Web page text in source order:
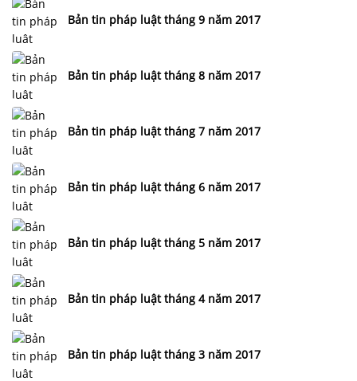
Bản tin pháp luật tháng 9 năm 2017
Bản tin pháp luật tháng 8 năm 2017
Bản tin pháp luật tháng 7 năm 2017
Bản tin pháp luật tháng 6 năm 2017
Bản tin pháp luật tháng 5 năm 2017
Bản tin pháp luật tháng 4 năm 2017
Bản tin pháp luật tháng 3 năm 2017